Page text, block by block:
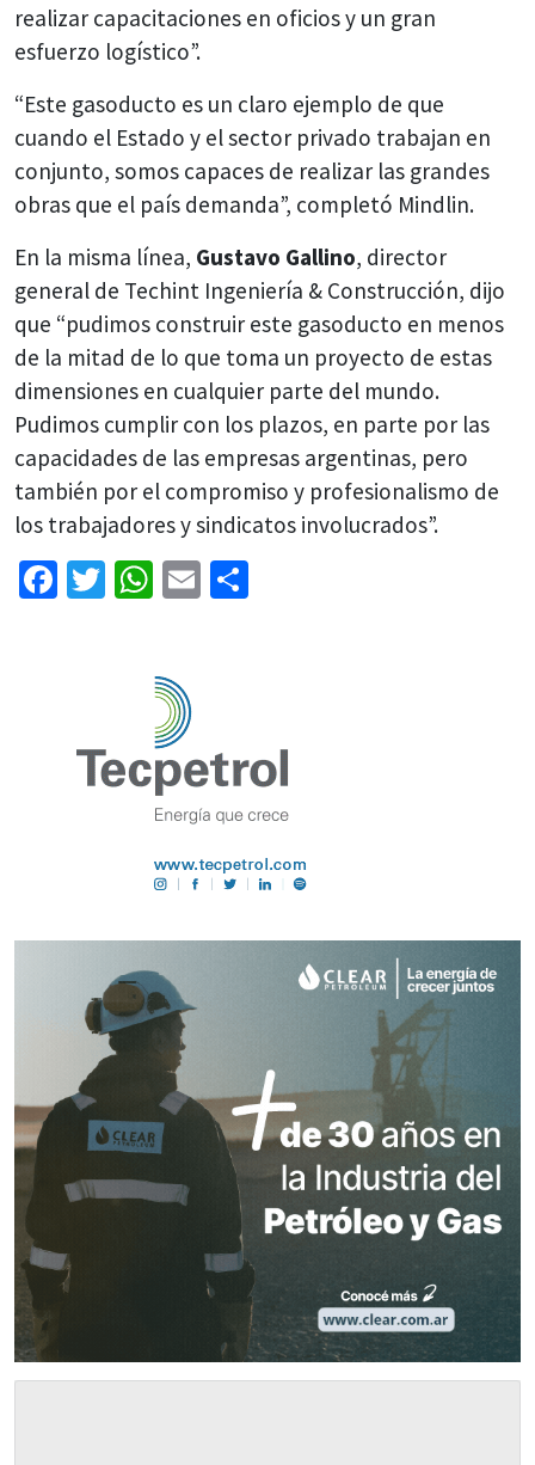
realizar capacitaciones en oficios y un gran
esfuerzo logístico”.
“Este gasoducto es un claro ejemplo de que
cuando el Estado y el sector privado trabajan en
conjunto, somos capaces de realizar las grandes
obras que el país demanda”, completó Mindlin.
En la misma línea, Gustavo Gallino, director
general de Techint Ingeniería & Construcción, dijo
que “pudimos construir este gasoducto en menos
de la mitad de lo que toma un proyecto de estas
dimensiones en cualquier parte del mundo.
Pudimos cumplir con los plazos, en parte por las
capacidades de las empresas argentinas, pero
también por el compromiso y profesionalismo de
los trabajadores y sindicatos involucrados”.
Facebook
Twitter
WhatsApp
Email